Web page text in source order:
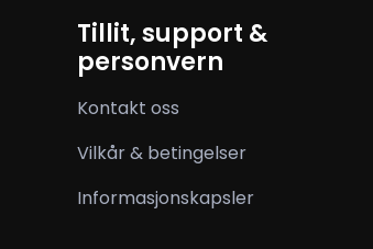
Tillit, support &
personvern
Kontakt oss
Vilkår & betingelser
Informasjonskapsler